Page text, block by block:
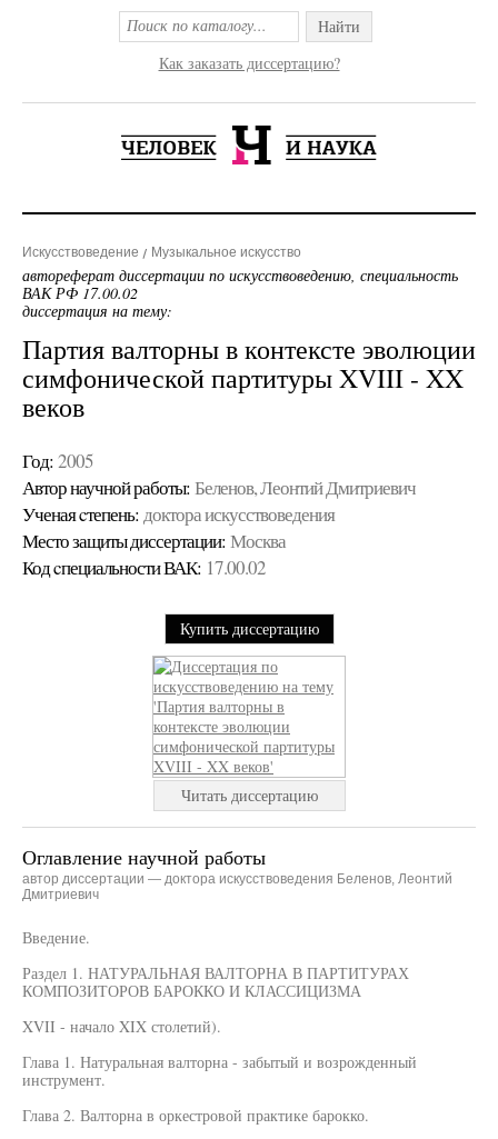
Найти
Как заказать диссертацию?
Искусствоведение Музыкальное искусство
автореферат диссертации по искусствоведению, специальность
ВАК РФ 17.00.02
диссертация на тему:
Партия валторны в контексте эволюции
симфонической партитуры XVIII - XX
веков
Год: 2005
Автор научной работы: Беленов, Леонтий Дмитриевич
Ученая cтепень: доктора искусствоведения
Место защиты диссертации: Москва
Код cпециальности ВАК: 17.00.02
Купить диссертацию
Читать диссертацию
Оглавление научной работы
автор диссертации — доктора искусствоведения Беленов, Леонтий
Дмитриевич
Введение.
Раздел 1. НАТУРАЛЬНАЯ ВАЛТОРНА В ПАРТИТУРАХ
КОМПОЗИТОРОВ БАРОККО И КЛАССИЦИЗМА
XVII - начало XIX столетий).
Глава 1. Натуральная валторна - забытый и возрожденный
инструмент.
Глава 2. Валторна в оркестровой практике барокко.